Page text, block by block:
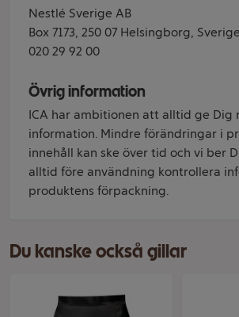
Nestlé Sverige AB
Box 7173, 250 07 Helsingborg, Sverige
020 29 92 00
Övrig information
ICA har ambitionen att alltid ge Dig
information. Mindre förändringar i
innehåll kan ske över tid och vi ber
alltid före användning kontrollera
produktens förpackning.
Du kanske också gillar